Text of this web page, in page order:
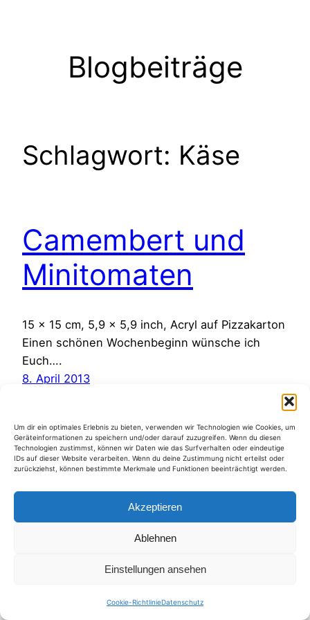
Um dir ein optimales Erlebnis zu bieten, verwenden wir Technologien wie Cookies, um
Geräteinformationen zu speichern und/oder darauf zuzugreifen. Wenn du diesen
Technologien zustimmst, können wir Daten wie das Surfverhalten oder eindeutige
IDs auf dieser Website verarbeiten. Wenn du deine Zustimmung nicht erteilst oder
zurückziehst, können bestimmte Merkmale und Funktionen beeinträchtigt werden.
Akzeptieren
Ablehnen
Einstellungen ansehen
Cookie-RichtlinieDatenschutz
Blogbeiträge
Schlagwort: Käse
Camembert und
Minitomaten
15 x 15 cm, 5,9 x 5,9 inch, Acryl auf Pizzakarton
Einen schönen Wochenbeginn wünsche ich
Euch….
8. April 2013